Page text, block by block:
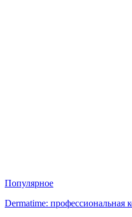
Популярное
Dermatime: профессиональная